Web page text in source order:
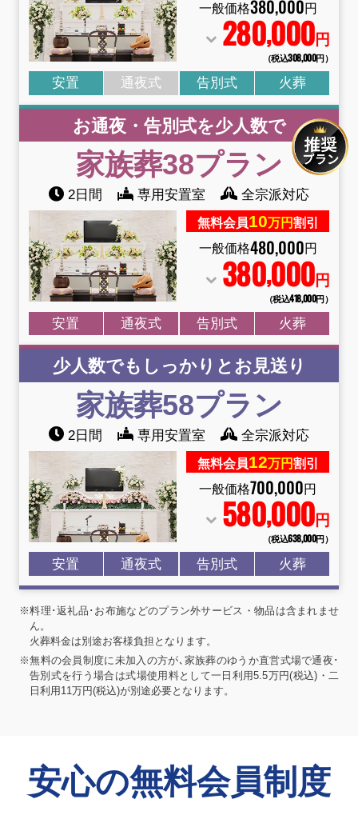
一般価格380,000円
280,000円
（税込308,000円）
安置 通夜式 告別式 火葬
お通夜・告別式を少人数で
家族葬38プラン
2日間 専用安置室 全宗派対応
無料会員10万円割引
一般価格480,000円
380,000円
（税込418,000円）
安置 通夜式 告別式 火葬
少人数でもしっかりとお見送り
家族葬58プラン
2日間 専用安置室 全宗派対応
無料会員12万円割引
一般価格700,000円
580,000円
（税込638,000円）
安置 通夜式 告別式 火葬
※料理･返礼品･お布施などのプラン外サービス・物品は含まれませ
ん。
火葬料金は別途お客様負担となります。
※無料の会員制度に未加入の方が､家族葬のゆうか直営式場で通夜･
告別式を行う場合は式場使用料として一日利用5.5万円(税込)・二
日利用11万円(税込)が別途必要となります。
安心の無料会員制度